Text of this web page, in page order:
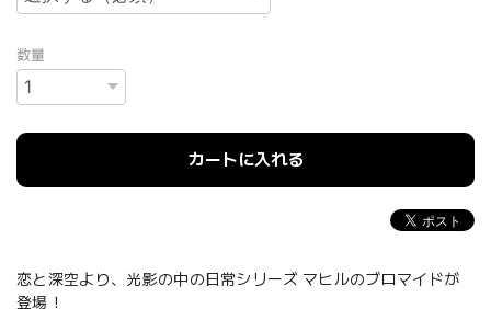
数量
カートに入れる
恋と深空より、光影の中の日常シリーズ マヒルのブロマイドが
登場！